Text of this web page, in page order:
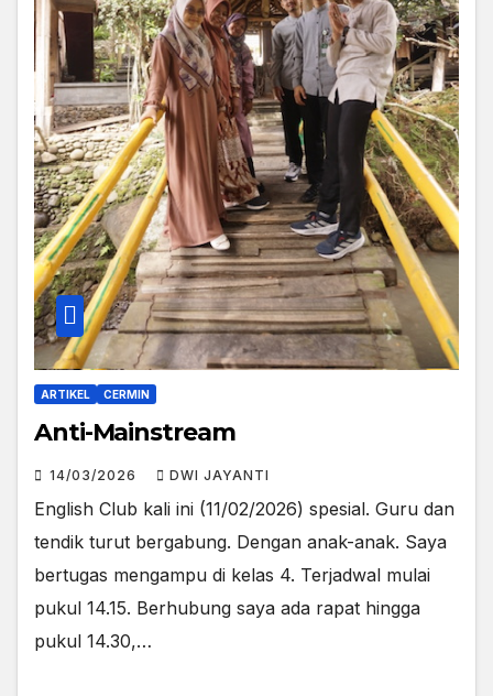
ARTIKEL CERMIN
Anti-Mainstream
14/03/2026 DWI JAYANTI
English Club kali ini (11/02/2026) spesial. Guru dan
tendik turut bergabung. Dengan anak-anak. Saya
bertugas mengampu di kelas 4. Terjadwal mulai
pukul 14.15. Berhubung saya ada rapat hingga
pukul 14.30,…